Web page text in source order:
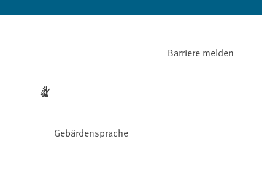
Gebärdensprache
Barriere melden